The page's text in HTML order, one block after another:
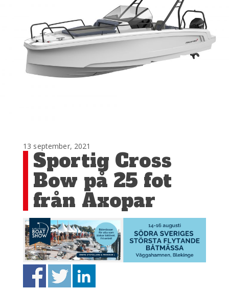
13 september, 2021
Sportig Cross
Bow på 25 fot
från Axopar